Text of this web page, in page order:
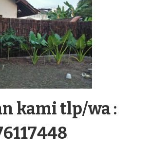
kami tlp/wa :